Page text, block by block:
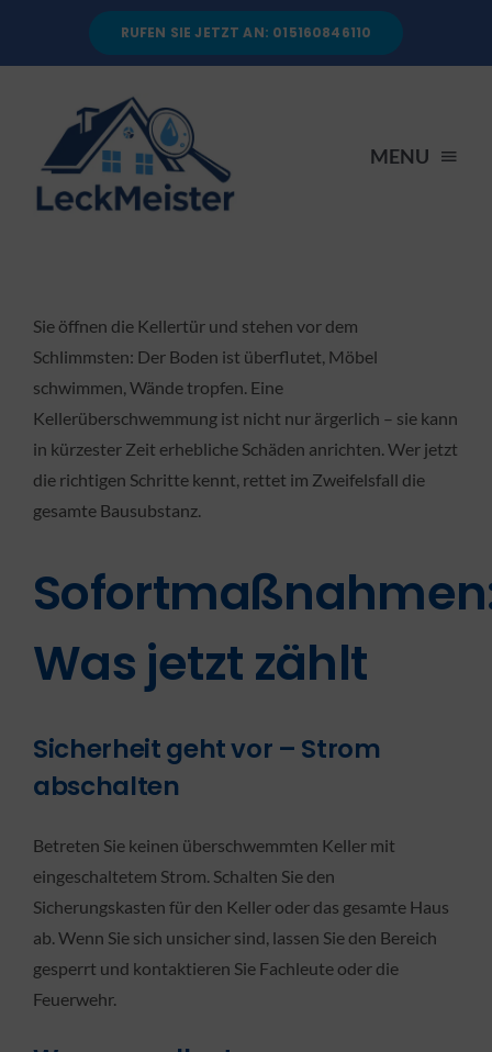
RUFEN SIE JETZT AN: 015160846110
MENU
DIENSTLEISTUNGEN
ÜBER UNS
Sie öffnen die Kellertür und stehen vor dem
Schlimmsten: Der Boden ist überflutet, Möbel
schwimmen, Wände tropfen. Eine
Kellerüberschwemmung ist nicht nur ärgerlich – sie kann
in kürzester Zeit erhebliche Schäden anrichten. Wer jetzt
die richtigen Schritte kennt, rettet im Zweifelsfall die
gesamte Bausubstanz.
Was jetzt zählt
Sicherheit geht vor – Strom
abschalten
Betreten Sie keinen überschwemmten Keller mit
eingeschaltetem Strom. Schalten Sie den
Sicherungskasten für den Keller oder das gesamte Haus
ab. Wenn Sie sich unsicher sind, lassen Sie den Bereich
gesperrt und kontaktieren Sie Fachleute oder die
Feuerwehr.